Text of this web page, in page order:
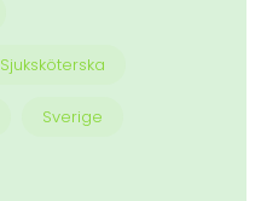
Sjuksköterska
Sverige